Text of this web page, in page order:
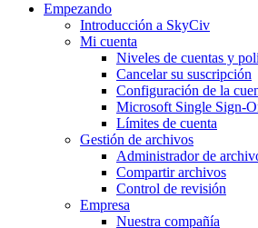
Empezando
Introducción a SkyCiv
Mi cuenta
Niveles de cuentas y
Cancelar su suscripción
Configuración de la
Microsoft Single Sign-
Límites de cuenta
Gestión de archivos
Administrador de
Compartir archivos
Control de revisión
Empresa
Nuestra compañía